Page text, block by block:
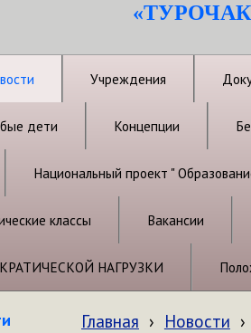
Учреждения
дети Концепции
Национальный проект "
классы Вакансии
НАГРУЗКИ
Главная › Новости ›